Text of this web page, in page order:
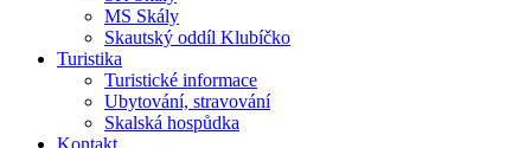
MS Skály
Skautský oddíl Klubíčko
Turistika
Turistické informace
Ubytování, stravování
Skalská hospůdka
Kontakt